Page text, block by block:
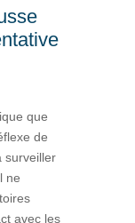
que
de
surveiller
ne
avec les